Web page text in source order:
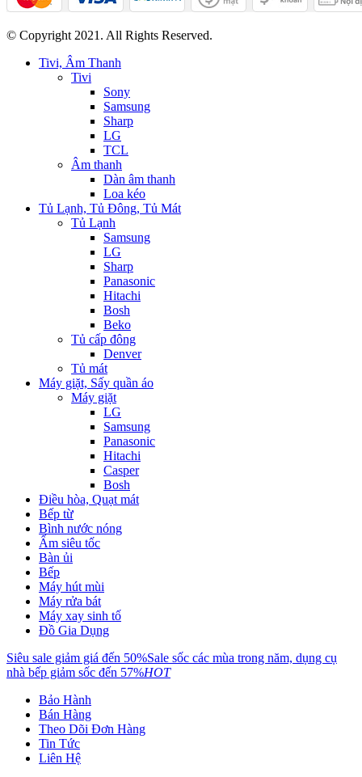
© Copyright 2021. All Rights Reserved.
Tivi, Âm Thanh
Tivi
Sony
Samsung
Sharp
LG
TCL
Âm thanh
Dàn âm thanh
Loa kéo
Tủ Lạnh, Tủ Đông, Tủ Mát
Tủ Lạnh
Samsung
LG
Sharp
Panasonic
Hitachi
Bosh
Beko
Tủ cấp đông
Denver
Tủ mát
Máy giặt, Sấy quần áo
Máy giặt
LG
Samsung
Panasonic
Hitachi
Casper
Bosh
Điều hòa, Quạt mát
Bếp từ
Bình nước nóng
Ấm siêu tốc
Bàn ủi
Bếp
Máy hút mùi
Máy rửa bát
Máy xay sinh tố
Đồ Gia Dụng
Siêu sale giảm giá đến 50%Sale sốc các mùa trong năm, dụng cụ
nhà bếp giảm sốc đến 57%HOT
Bảo Hành
Bán Hàng
Theo Dõi Đơn Hàng
Tin Tức
Liên Hệ